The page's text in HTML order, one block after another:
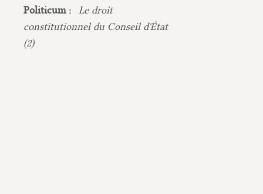
Politicum :
Le droit
constitutionnel du Conseil d'État
(2)